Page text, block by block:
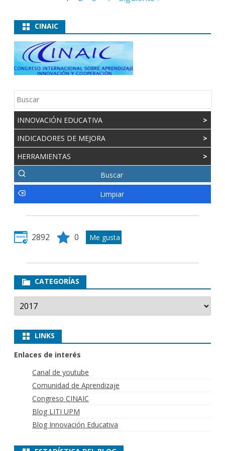
CINAIC
INNOVACIÓN EDUCATIVA
>
INDICADORES DE MEJORA
>
HERRAMIENTAS
>
2892 0
CATEGORÍAS
Categorías
LINKS
Enlaces de interés
Canal de youtube
Comunidad de Aprendizaje
Congreso CINAIC
Blog LITI UPM
Blog Innovación Educativa